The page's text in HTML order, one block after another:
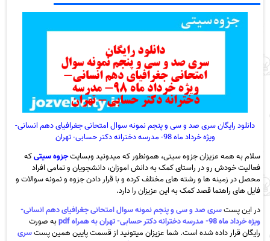
دانلود رایگان سری صد و سی و پنجم نمونه سوال امتحانی جغرافیای دهم انسانی-
ویژه خرداد ماه 98- مدرسه دخترانه دکتر حسابی- تهران
سلام به همه عزیزان جزوه سیتی، همونطور که میدونید وبسایتجزوه سیتیکه
فعالیت خودش رو در راستای کمک به دانش اموزان، دانشجویان و تمامی افراد
محصل در زمینه ها و رشته های مختلف کرده و با قرار دادن جزوه و نمونه سوالات و
فایل های راهنما قصد کمک به این عزیزان را دارد.
در این پستسری صد و سی و پنجم نمونه سوال امتحانی جغرافیای دهم انسانی-
ویژه خرداد ماه 98- مدرسه دخترانه دکتر حسابی- تهران به همراه pdf
به صورت
رایگان قرار داده شده است. شما عزیزان میتونید از قسمت پایین همین پستسری